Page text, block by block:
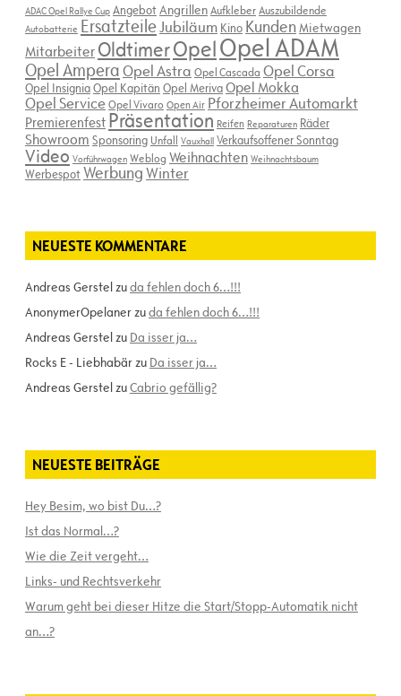
ADAC Opel Rallye Cup AngebotAngrillenAufkleberAuszubildende
Autobatterie ErsatzteileJubiläum Kino KundenMietwagen
Mitarbeiter OldtimerOpelOpel ADAM
Opel AmperaOpel Astra Opel Cascada Opel Corsa
Opel InsigniaOpel Kapitän Opel MerivaOpel Mokka
Opel ServiceOpel Vivaro Open Air Pforzheimer Automarkt
Premierenfest Präsentation Reifen Reparaturen Räder
Showroom Sponsoring Unfall Vauxhall Verkaufsoffener Sonntag
Video Vorführwagen Weblog Weihnachten Weihnachtsbaum
WerbespotWerbungWinter
NEUESTE KOMMENTARE
Andreas Gerstelzuda fehlen doch 6…!!!
AnonymerOpelanerzuda fehlen doch 6…!!!
Andreas Gerstelzu Da isser ja…
Rocks E - Liebhabärzu Da isser ja…
Andreas GerstelzuCabrio gefällig?
NEUESTE BEITRÄGE
Hey Besim, wo bist Du…?
Ist das Normal…?
Wie die Zeit vergeht…
Links- und Rechtsverkehr
Warum geht bei dieser Hitze die Start/Stopp-Automatik nicht
an…?